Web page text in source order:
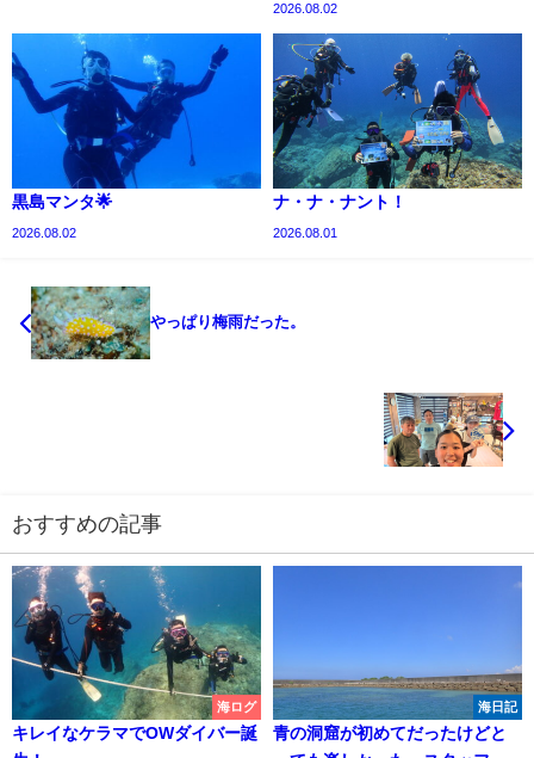
2026.08.02
黒島マンタ🌟
2026.08.02
ナ・ナ・ナント！
2026.08.01
やっぱり梅雨だった。
おすすめの記事
海ログ
キレイなケラマでOWダイバー誕
海日記
青の洞窟が初めてだったけどと